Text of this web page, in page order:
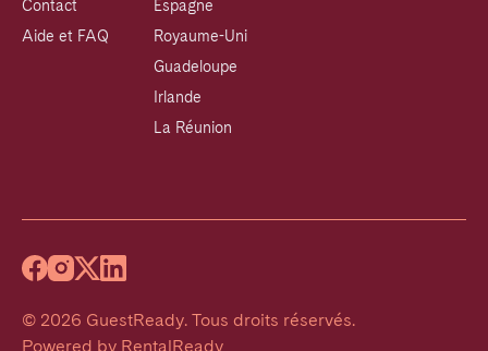
Contact
Aide et FAQ
Espagne
Royaume-Uni
Guadeloupe
Irlande
La Réunion
© 2026 GuestReady. Tous droits réservés.
Powered by RentalReady